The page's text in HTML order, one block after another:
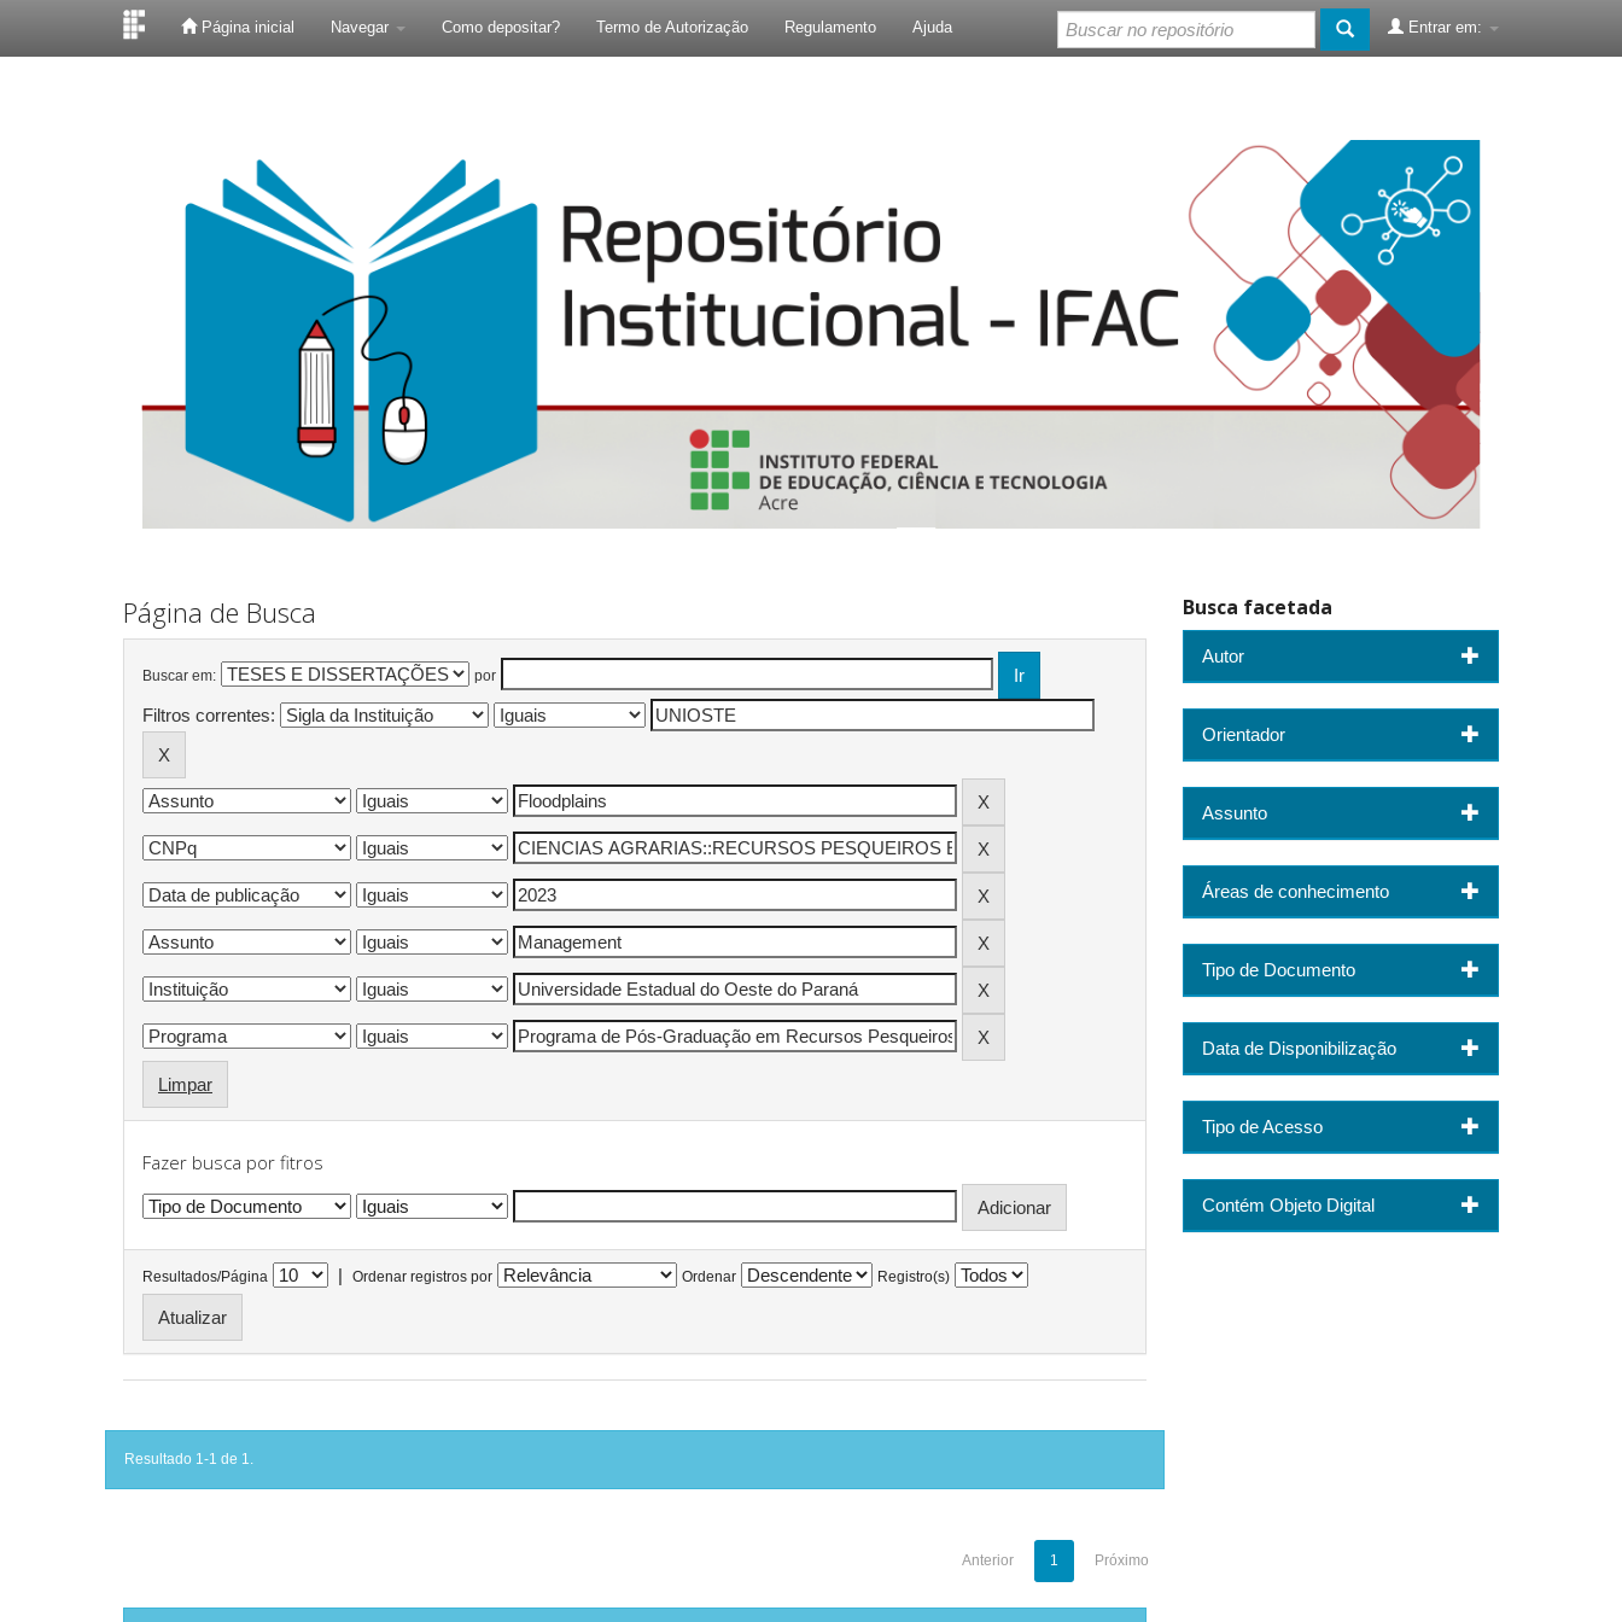
Página inicial Navegar Como depositar? Termo de Autorização Regulamento Ajuda Entrar em:
Página de Busca
Buscar em: por
Filtros correntes:
Limpar
Fazer busca por fitros
Resultados/Página | Ordenar registros por Ordenar Registro(s)
Resultado 1-1 de 1.
Anterior 1 Próximo
Busca facetada
Autor
Orientador
Assunto
Áreas de conhecimento
Tipo de Documento
Data de Disponibilização
Tipo de Acesso
Contém Objeto Digital